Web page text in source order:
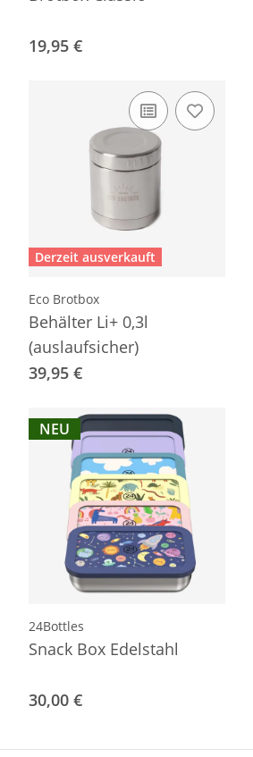
19,95 €
Derzeit ausverkauft
Eco Brotbox
Behälter Li+ 0,3l
(auslaufsicher)
39,95 €
NEU
24Bottles
Snack Box Edelstahl
30,00 €